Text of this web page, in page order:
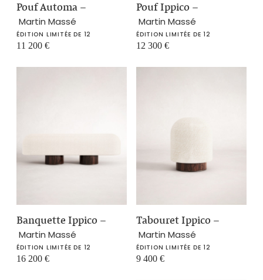
Pouf Automa –
Martin Massé
ÉDITION LIMITÉE DE 12
11 200€
Pouf Ippico –
Martin Massé
ÉDITION LIMITÉE DE 12
12 300 €
Banquette Ippico –
Martin Massé
ÉDITION LIMITÉE DE 12
16 200€
Tabouret Ippico –
Martin Massé
ÉDITION LIMITÉE DE 12
9 400 €